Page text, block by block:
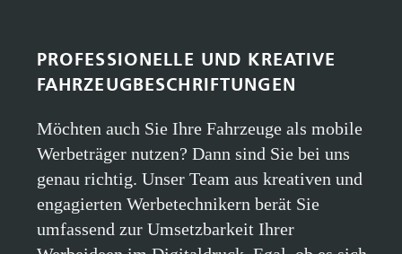
Werbeträger nutzen? Dann sind Sie bei uns
genau richtig. Unser Team aus kreativen und
umfassend zur Umsetzbarkeit Ihrer
Werbeideen im Digitaldruck. Egal, ob es sich
um ein einzelnes Fahrzeug oder um Ihre
gesamte Flotte handelt – gemeinsam mit Ihnen
entwickeln wir ein maßgeschneidertes